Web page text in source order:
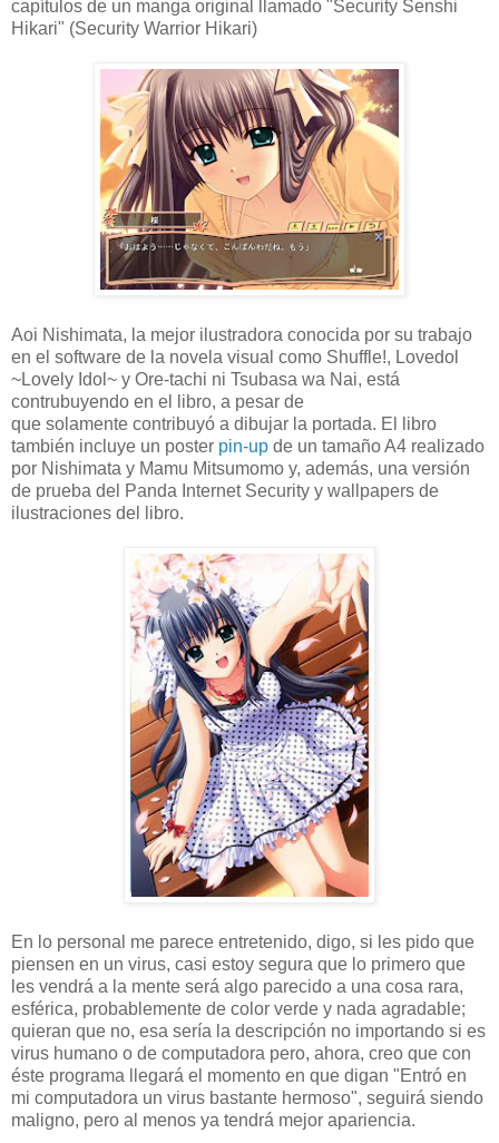
capítulos de un manga original llamado "Security Senshi
Hikari" (Security Warrior Hikari)
Aoi Nishimata, la mejor ilustradora conocida por su trabajo
en el software de la novela visual como Shuffle!, Lovedol
~Lovely Idol~ y Ore-tachi ni Tsubasa wa Nai, está
contrubuyendo en el libro, a pesar de
que solamente contribuyó a dibujar la portada. El libro
también incluye un poster pin-up de un tamaño A4 realizado
por Nishimata y Mamu Mitsumomo y, además, una versión
de prueba del Panda Internet Security y wallpapers de
ilustraciones del libro.
En lo personal me parece entretenido, digo, si les pido que
piensen en un virus, casi estoy segura que lo primero que
les vendrá a la mente será algo parecido a una cosa rara,
esférica, probablemente de color verde y nada agradable;
quieran que no, esa sería la descripción no importando si es
virus humano o de computadora pero, ahora, creo que con
éste programa llegará el momento en que digan "Entró en
mi computadora un virus bastante hermoso", seguirá siendo
maligno, pero al menos ya tendrá mejor apariencia.